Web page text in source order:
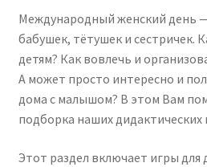
Международный женский день
бабушек, тётушек и сестричек.
детям? Как вовлечь и
А может просто интересно и
дома с малышом? В этом Вам
подборка наших дидактических
Этот раздел включает игры для